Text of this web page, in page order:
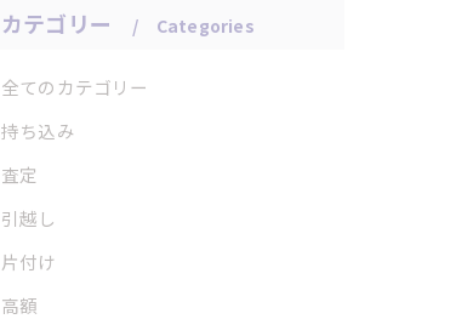
カテゴリー Categories
全てのカテゴリー
持ち込み
査定
引越し
片付け
高額